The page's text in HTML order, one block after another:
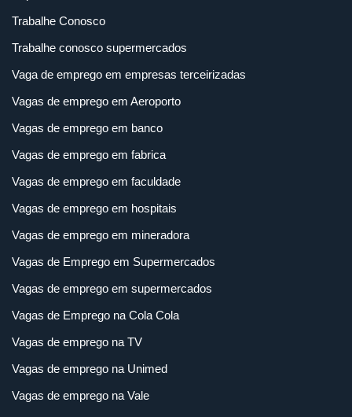
Trabalhe Conosco
Trabalhe conosco supermercados
Vaga de emprego em empresas terceirizadas
Vagas de emprego em Aeroporto
Vagas de emprego em banco
Vagas de emprego em fabrica
Vagas de emprego em faculdade
Vagas de emprego em hospitais
Vagas de emprego em mineradora
Vagas de Emprego em Supermercados
Vagas de emprego em supermercados
Vagas de Emprego na Cola Cola
Vagas de emprego na TV
Vagas de emprego na Unimed
Vagas de emprego na Vale